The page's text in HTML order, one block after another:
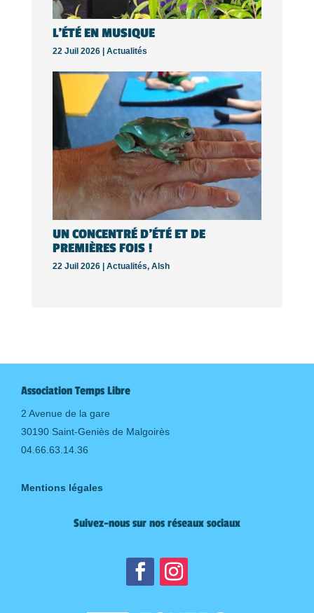
L’ÉTÉ EN MUSIQUE
22 Juil 2026 | Actualités
UN CONCENTRÉ D’ÉTÉ ET DE
PREMIÈRES FOIS !
22 Juil 2026 | Actualités, Alsh
Association Temps Libre
2 Avenue de la gare
30190 Saint-Geniès de Malgoirès
04.66.63.14.36
Mentions légales
Suivez-nous sur nos réseaux sociaux